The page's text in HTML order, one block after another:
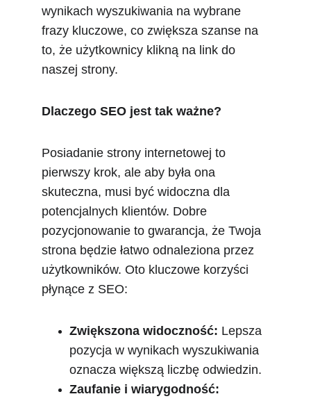
wynikach wyszukiwania na wybrane
frazy kluczowe, co zwiększa szanse na
to, że użytkownicy klikną na link do
naszej strony.
Dlaczego SEO jest tak ważne?
Posiadanie strony internetowej to
pierwszy krok, ale aby była ona
skuteczna, musi być widoczna dla
potencjalnych klientów. Dobre
pozycjonowanie to gwarancja, że Twoja
strona będzie łatwo odnaleziona przez
użytkowników. Oto kluczowe korzyści
płynące z SEO:
Zwiększona widoczność: Lepsza
pozycja w wynikach wyszukiwania
oznacza większą liczbę odwiedzin.
Zaufanie i wiarygodność: